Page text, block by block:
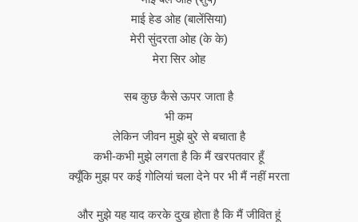
माई हेड ओह (बालेंसिया)
मेरी सुंदरता ओह (के के)
मेरा सिर ओह
सब कुछ कैसे ऊपर जाता है
भी कम
लेकिन जीवन मुझे बुरे से बचाता है
कभी-कभी मुझे लगता है कि मैं खरपतवार हूँ
क्यूँकि मुझ पर कई गोलियां चला देने पर भी मैं नहीं मरता
और मुझे यह याद करके दुख होता है कि मैं जीवित हूं